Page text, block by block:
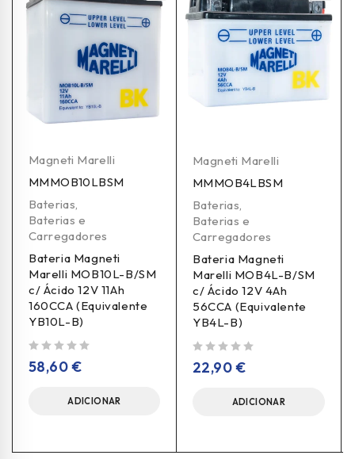
Magneti Marelli
MMMOB10LBSM
Baterias,
Baterias e
Carregadores
Bateria Magneti
Marelli MOB10L-B/SM
c/ Ácido 12V 11Ah
160CCA (Equivalente
YB10L-B)
58,60€
ADICIONAR
Magneti Marelli
MMMOB4LBSM
Baterias,
Baterias e
Carregadores
Bateria Magneti
Marelli MOB4L-B/SM
c/ Ácido 12V 4Ah
56CCA (Equivalente
YB4L-B)
22,90€
ADICIONAR